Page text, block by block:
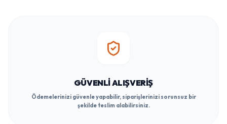
GÜVENLI ALIŞVERIŞ
Ödemelerinizi güvenle yapabilir, siparişlerinizi sorunsuz bir
şekilde teslim alabilirsiniz.